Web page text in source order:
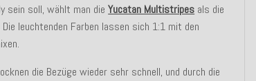
sein soll, wählt man dieYucatan Multistripes als die
leuchtenden Farben lassen sich 1:1 mit den
die Bezüge wieder sehr schnell, und durch die